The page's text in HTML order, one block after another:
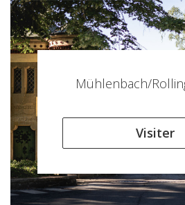
Mühlenbach/
Visiter